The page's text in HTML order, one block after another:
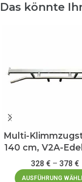
Das könnte
Multi-
140 cm, V2A-
328 € – 378 €
AUSFÜHRUNG